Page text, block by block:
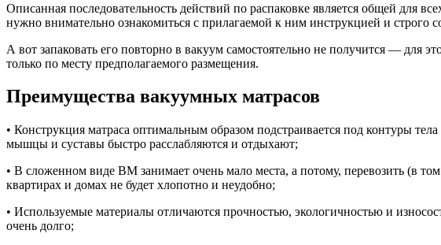
Описанная последовательность действий по распаковке является общей для
нужно внимательно ознакомиться с прилагаемой к ним инструкцией и строго
А вот запаковать его повторно в вакуум самостоятельно не получится — для
только по месту предполагаемого размещения.
Преимущества вакуумных матрасов
• Конструкция матраса оптимальным образом подстраивается под контуры
мышцы и суставы быстро расслабляются и отдыхают;
• В сложенном виде ВМ занимает очень мало места, а потому, перевозить (в
квартирах и домах не будет хлопотно и неудобно;
• Используемые материалы отличаются прочностью, экологичностью и
очень долго;